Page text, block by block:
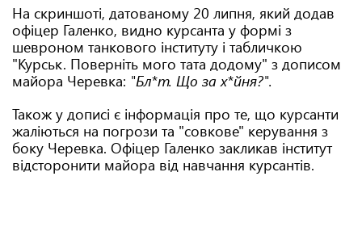
На скриншоті, датованому 20 липня, який додав
офіцер Галенко, видно курсанта у формі з
шевроном танкового інституту і табличкою
"Курськ. Поверніть мого тата додому" з дописом
майора Черевка: "Бл*т. Що за х*йня?".
Також у дописі є інформація про те, що курсанти
жаліються на погрози та "совкове" керування з
боку Черевка. Офіцер Галенко закликав інститут
відсторонити майора від навчання курсантів.